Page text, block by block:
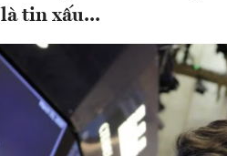
là tin xấu...